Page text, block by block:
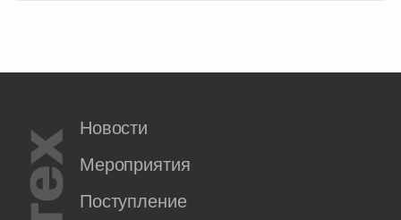
Новости
Мероприятия
Поступление